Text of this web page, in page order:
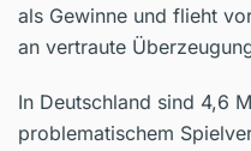
als Gewinne und flieht
an vertraute
In Deutschland sind 4,6
problematischem